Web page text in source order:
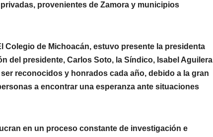
provenientes de Zamora y municipios
Colegio de Michoacán, estuvo presente la presidenta
del presidente, Carlos Soto, la Síndico, Isabel Aguilera
reconocidos y honrados cada año, debido a la gran
a encontrar una esperanza ante situaciones
en un proceso constante de investigación e